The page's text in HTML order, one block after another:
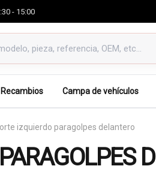
- 15:00
Recambios Campa de vehículos
izquierdo paragolpes delantero